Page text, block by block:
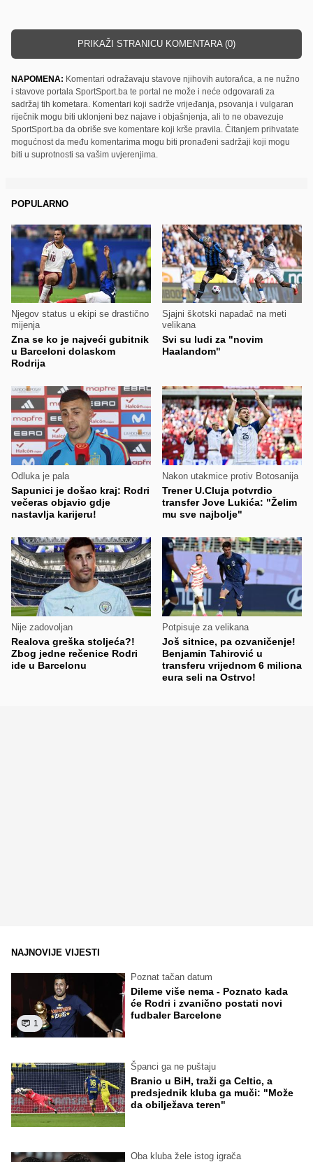
PRIKAŽI STRANICU KOMENTARA (0)
NAPOMENA: Komentari odražavaju stavove njihovih autora/ica, a ne nužno
i stavove portala SportSport.ba te portal ne može i neće odgovarati za
sadržaj tih kometara. Komentari koji sadrže vrijeđanja, psovanja i vulgaran
riječnik mogu biti uklonjeni bez najave i objašnjenja, ali to ne obavezuje
SportSport.ba da obriše sve komentare koji krše pravila. Čitanjem prihvatate
mogućnost da među komentarima mogu biti pronađeni sadržaji koji mogu
biti u suprotnosti sa vašim uvjerenjima.
POPULARNO
Njegov status u ekipi se drastično
mijenja
Zna se ko je najveći gubitnik
u Barceloni dolaskom
Rodrija
Sjajni škotski napadač na meti
velikana
Svi su ludi za "novim
Haalandom"
Odluka je pala
Sapunici je došao kraj: Rodri
večeras objavio gdje
nastavlja karijeru!
Nakon utakmice protiv Botosanija
Trener U.Cluja potvrdio
transfer Jove Lukića: "Želim
mu sve najbolje"
Nije zadovoljan
Realova greška stoljeća?!
Zbog jedne rečenice Rodri
ide u Barcelonu
Potpisuje za velikana
Još sitnice, pa ozvaničenje!
Benjamin Tahirović u
transferu vrijednom 6 miliona
eura seli na Ostrvo!
NAJNOVIJE VIJESTI
1
Poznat tačan datum
Dileme više nema - Poznato kada
će Rodri i zvanično postati novi
fudbaler Barcelone
Španci ga ne puštaju
Branio u BiH, traži ga Celtic, a
predsjednik kluba ga muči: "Može
da obilježava teren"
Oba kluba žele istog igrača